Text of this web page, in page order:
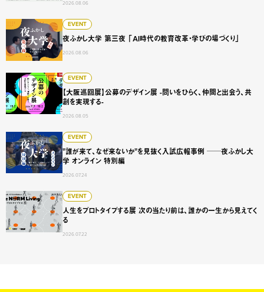
2026.08.06
EVENT
夜ふかし大学 第三夜 「AI時代の教育改革・学びの場づくり」
2026.08.06
夜ふかし大学 第三夜 「AI時代の教育改革・学びの場づくり」
EVENT
【大阪巡回展】公募のデザイン展 -問いをひらく、仲間と出会う、共
創を実現する-
2026.08.05
【大阪巡回展】公募のデザイン展 -問いをひらく、仲間と出
EVENT
"誰が来て、なぜ来ないか"を見抜く入試広報事例 ──夜ふかし大
学 オンライン 特別編
2026.07.24
"誰が来て、なぜ来ないか"を見抜く入試広報事例 ──夜ふか
EVENT
人生をプロトタイプする展 次の当たり前は、誰かの一生から見えてく
る
2026.07.22
人生をプロトタイプする展 次の当たり前は、誰かの一生か